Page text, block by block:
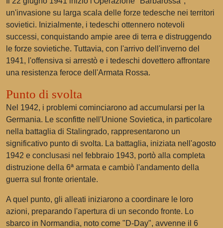
un'invasione su larga scala delle forze tedesche nei territori
sovietici. Inizialmente, i tedeschi ottennero notevoli
successi, conquistando ampie aree di terra e distruggendo
le forze sovietiche. Tuttavia, con l'arrivo dell'inverno del
1941, l'offensiva si arrestò e i tedeschi dovettero affrontare
una resistenza feroce dell'Armata Rossa.
Punto di svolta
Nel 1942, i problemi cominciarono ad accumularsi per la
Germania. Le sconfitte nell'Unione Sovietica, in particolare
nella battaglia di Stalingrado, rappresentarono un
significativo punto di svolta. La battaglia, iniziata nell'agosto
1942 e conclusasi nel febbraio 1943, portò alla completa
distruzione della 6ª armata e cambiò l'andamento della
guerra sul fronte orientale.
A quel punto, gli alleati iniziarono a coordinare le loro
azioni, preparando l'apertura di un secondo fronte. Lo
sbarco in Normandia, noto come "D-Day", avvenne il 6